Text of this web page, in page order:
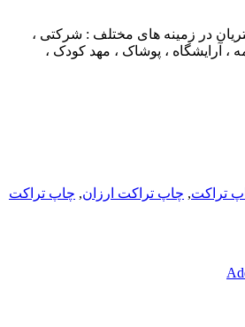
در زمینه های مختلف : شرکتی ،
، آرایشگاه ، پوشاک ، مهد کودک ،
تراکت, چاپ تراکت ارزان, چاپ تراکت